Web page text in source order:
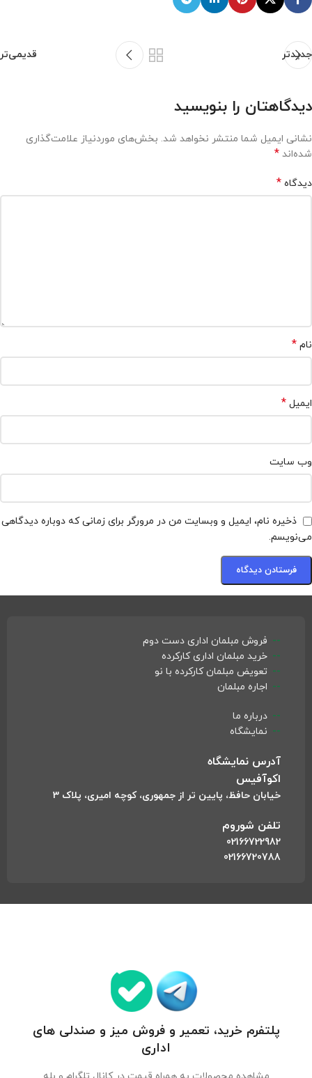
جدیدتر قدیمی‌تر
دیدگاهتان را بنویسید
نشانی ایمیل شما منتشر نخواهد شد. بخش‌های موردنیاز علامت‌گذاری
شده‌اند *
دیدگاه *
نام *
ایمیل *
وب‌ سایت
ذخیره نام، ایمیل و وبسایت من در مرورگر برای زمانی که دوباره دیدگاهی
می‌نویسم.
فروش مبلمان اداری دست دوم
خرید مبلمان اداری کارکرده
تعویض مبلمان کارکرده با نو
اجاره مبلمان
درباره ما
نمایشگاه
آدرس نمایشگاه
اکوآفیس
خیابان حافظ، پایین تر از جمهوری، کوچه امیری، پلاک 3
تلفن شوروم
02166722982
02166720788
پلتفرم خرید، تعمیر و فروش میز و صندلی های
اداری